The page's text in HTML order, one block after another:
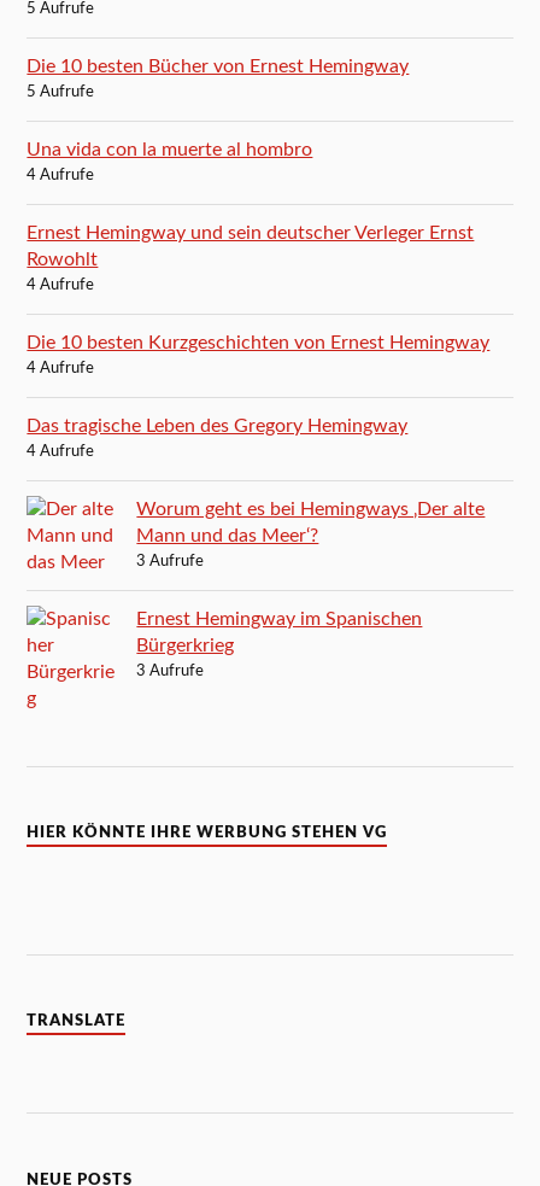
5 Aufrufe
Die 10 besten Bücher von Ernest Hemingway
5 Aufrufe
Una vida con la muerte al hombro
4 Aufrufe
Ernest Hemingway und sein deutscher Verleger Ernst
Rowohlt
4 Aufrufe
Die 10 besten Kurzgeschichten von Ernest Hemingway
4 Aufrufe
Das tragische Leben des Gregory Hemingway
4 Aufrufe
Worum geht es bei Hemingways ‚Der alte
Mann und das Meer‘?
3 Aufrufe
Ernest Hemingway im Spanischen
Bürgerkrieg
3 Aufrufe
HIER KÖNNTE IHRE WERBUNG STEHEN VG
TRANSLATE
NEUE POSTS